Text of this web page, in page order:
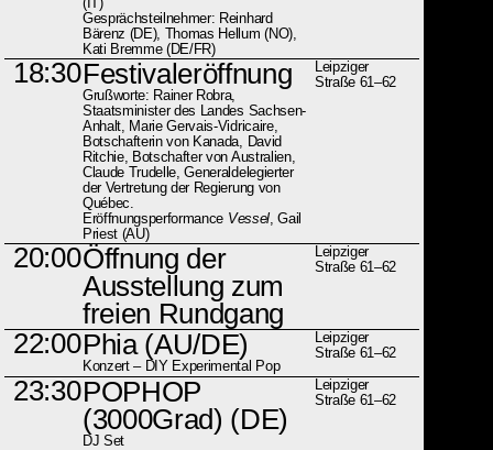
Gesprächsteilnehmer: Reinhard
Bärenz (DE), Thomas Hellum (NO),
Kati Bremme (DE/FR)
18:30Festivaleröffnung
Grußworte: Rainer Robra,
Staatsminister des Landes Sachsen-
Anhalt, Marie Gervais-Vidricaire,
Botschafterin von Kanada, David
Ritchie, Botschafter von Australien,
Claude Trudelle, Generaldelegierter
der Vertretung der Regierung von
Québec.
Eröffnungsperformance Vessel, Gail
Priest (AU)
Leipziger
Straße 61–62
20:00Öffnung der
Ausstellung zum
freien Rundgang
Leipziger
Straße 61–62
22:00Phia(AU/DE)
Konzert – DIY Experimental Pop
Leipziger
Straße 61–62
23:30POPHOP
(3000Grad) (DE)
DJ Set
Leipziger
Straße 61–62